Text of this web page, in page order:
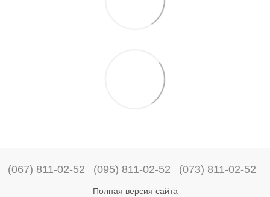
(067) 811-02-52 (095) 811-02-52 (073) 811-02-52
Полная версия сайта